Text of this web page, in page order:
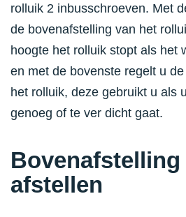
rolluik 2 inbusschroeven. Met
de bovenafstelling van het
hoogte het rolluik stopt als het
en met de bovenste regelt u
het rolluik, deze gebruikt u als
genoeg of te ver dicht gaat.
afstellen